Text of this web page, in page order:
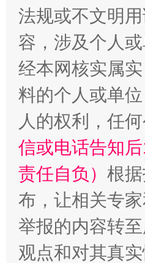
法规或不文明
容，涉及个人
经本网核实属
料的个人或单
人的权利，任
信或电话告知
责任自负） 根
布，让相关专
举报的内容转
观点和对其真实